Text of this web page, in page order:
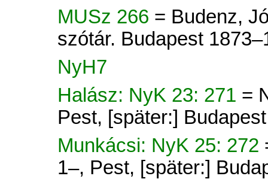
MUSz 266 = Budenz,
szótár. Budapest
NyH7
Halász: NyK 23: 271 =
Pest, [später:]
Munkácsi: NyK 25: 272
1–, Pest, [später:]